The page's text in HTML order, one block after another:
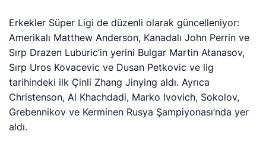
Erkekler Süper Ligi de düzenli olarak güncelleniyor:
Amerikalı Matthew Anderson, Kanadalı John Perrin ve
Sırp Drazen Luburic’in yerini Bulgar Martin Atanasov,
Sırp Uros Kovacevic ve Dusan Petkovic ve lig
tarihindeki ilk Çinli Zhang Jinying aldı. Ayrıca
Christenson, Al Khachdadi, Marko Ivovich, Sokolov,
Grebennikov ve Kerminen Rusya Şampiyonası’nda yer
aldı.